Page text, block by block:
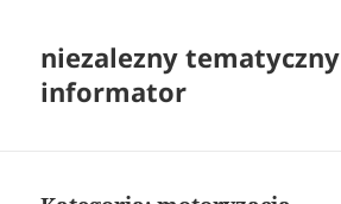
niezalezny tematyczny
informator